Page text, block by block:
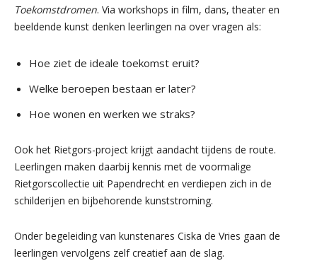
Toekomstdromen. Via workshops in film, dans, theater en
beeldende kunst denken leerlingen na over vragen als:
Hoe ziet de ideale toekomst eruit?
Welke beroepen bestaan er later?
Hoe wonen en werken we straks?
Ook het Rietgors-project krijgt aandacht tijdens de route.
Leerlingen maken daarbij kennis met de voormalige
Rietgorscollectie uit Papendrecht en verdiepen zich in de
schilderijen en bijbehorende kunststroming.
Onder begeleiding van kunstenares Ciska de Vries gaan de
leerlingen vervolgens zelf creatief aan de slag.